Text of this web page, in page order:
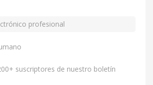
suscriptores de nuestro boletín